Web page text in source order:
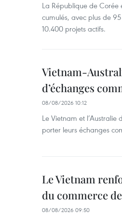
La République de Corée
cumulés, avec plus de
10.400 projets actifs.
Vietnam-
d’échanges
08/08/2026 10:12
Le Vietnam et
porter leurs échanges
Le Vietnam
du commerce
08/08/2026 09:50